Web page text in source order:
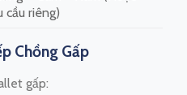
cầu riêng)
Chồng Gấp
gấp: